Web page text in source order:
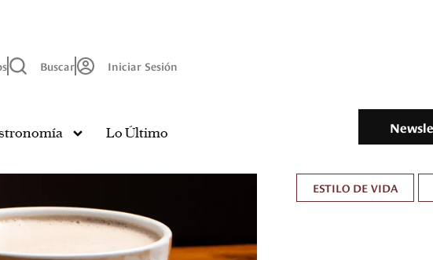
Buscar Iniciar Sesión
Lo Último
ESTILO DE VIDA